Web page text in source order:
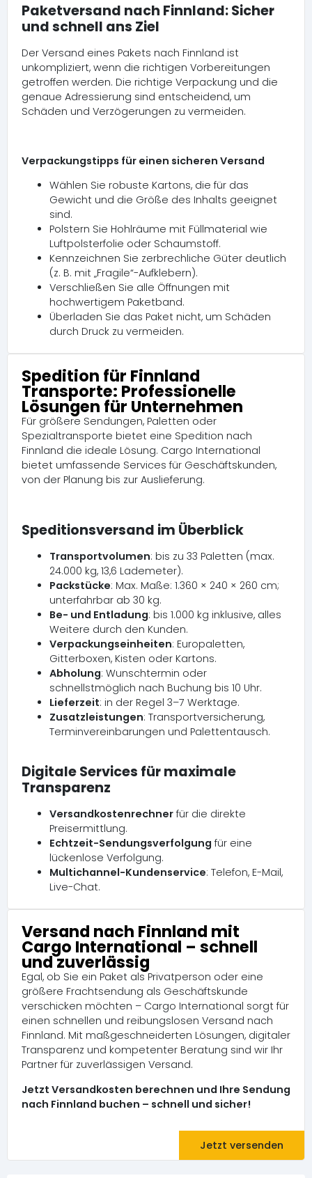
Paketversand nach Finnland: Sicher
und schnell ans Ziel
Der Versand eines Pakets nach Finnland ist
unkompliziert, wenn die richtigen Vorbereitungen
getroffen werden. Die richtige Verpackung und die
genaue Adressierung sind entscheidend, um
Schäden und Verzögerungen zu vermeiden.
Verpackungstipps für einen sicheren Versand
Wählen Sie robuste Kartons, die für das
Gewicht und die Größe des Inhalts geeignet
sind.
Polstern Sie Hohlräume mit Füllmaterial wie
Luftpolsterfolie oder Schaumstoff.
Kennzeichnen Sie zerbrechliche Güter deutlich
(z. B. mit „Fragile“-Aufklebern).
Verschließen Sie alle Öffnungen mit
hochwertigem Paketband.
Überladen Sie das Paket nicht, um Schäden
durch Druck zu vermeiden.
Spedition für Finnland
Transporte: Professionelle
Lösungen für Unternehmen
Für größere Sendungen, Paletten oder
Spezialtransporte bietet eine Spedition nach
Finnland die ideale Lösung. Cargo International
bietet umfassende Services für Geschäftskunden,
von der Planung bis zur Auslieferung.
Speditionsversand im Überblick
Transportvolumen: bis zu 33 Paletten (max.
24.000 kg, 13,6 Lademeter).
Packstücke: Max. Maße: 1.360 × 240 × 260 cm;
unterfahrbar ab 30 kg.
Be- und Entladung: bis 1.000 kg inklusive, alles
Weitere durch den Kunden.
Verpackungseinheiten: Europaletten,
Gitterboxen, Kisten oder Kartons.
Abholung: Wunschtermin oder
schnellstmöglich nach Buchung bis 10 Uhr.
Lieferzeit: in der Regel 3–7 Werktage.
Zusatzleistungen: Transportversicherung,
Terminvereinbarungen und Palettentausch.
Digitale Services für maximale
Transparenz
Versandkostenrechnerfür die direkte
Preisermittlung.
Echtzeit-Sendungsverfolgung für eine
lückenlose Verfolgung.
Multichannel-Kundenservice: Telefon, E-Mail,
Live-Chat.
Versand nach Finnland mit
Cargo International – schnell
und zuverlässig
Egal, ob Sie ein Paket als Privatperson oder eine
größere Frachtsendung als Geschäftskunde
verschicken möchten – Cargo International sorgt für
einen schnellen und reibungslosen Versand nach
Finnland. Mit maßgeschneiderten Lösungen, digitaler
Transparenz und kompetenter Beratung sind wir Ihr
Partner für zuverlässigen Versand.
Jetzt Versandkosten berechnen und Ihre Sendung
nach Finnland buchen – schnell und sicher!
Jetzt versenden